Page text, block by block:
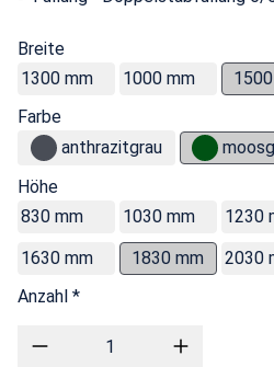
Breite
1300 mm
1000 mm
Farbe
anthrazitgrau
Höhe
830 mm
1030 mm 1230
1630 mm
1830 mm
2030
Anzahl *